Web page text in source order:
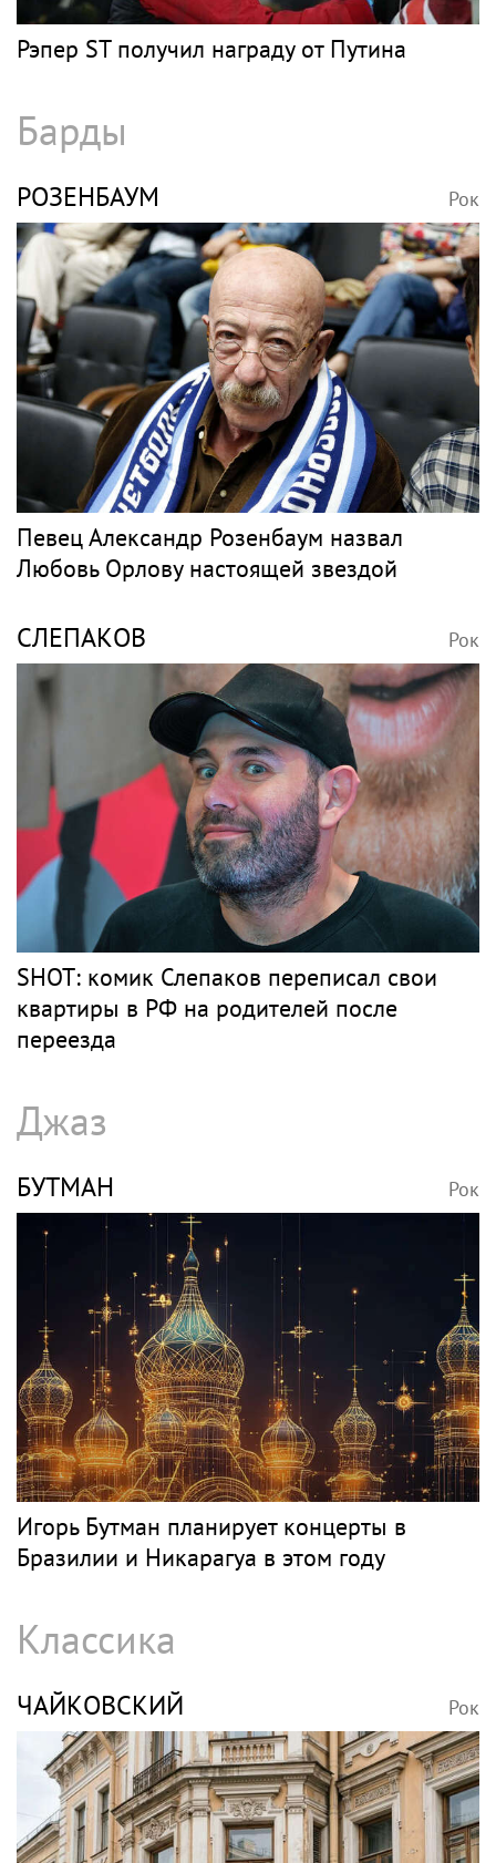
Рэпер Моргенштерн исполнил на концерте
песню Мии Бойки "Базовый минимум"
РЭПЕР ST Рок
Рэпер ST получил награду от Путина
Барды
РОЗЕНБАУМ Рок
Певец Александр Розенбаум назвал
Любовь Орлову настоящей звездой
СЛЕПАКОВ Рок
SHOT: комик Слепаков переписал свои
квартиры в РФ на родителей после
переезда
Джаз